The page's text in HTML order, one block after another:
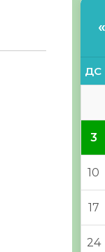
«
ДС
3
10
17
24